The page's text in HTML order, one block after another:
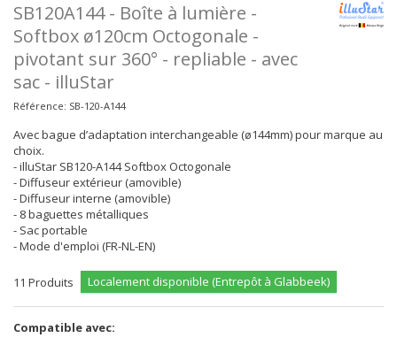
SB120A144 - Boîte à lumière -
Softbox ø120cm Octogonale -
pivotant sur 360° - repliable - avec
sac - illuStar
Référence: SB-120-A144
Avec bague d’adaptation interchangeable (ø144mm) pour marque au
choix.
- illuStar SB120-A144 Softbox Octogonale
- Diffuseur extérieur (amovible)
- Diffuseur interne (amovible)
- 8 baguettes métalliques
- Sac portable
- Mode d'emploi (FR-NL-EN)
11 Produits Localement disponible (Entrepôt à Glabbeek)
Compatible avec: